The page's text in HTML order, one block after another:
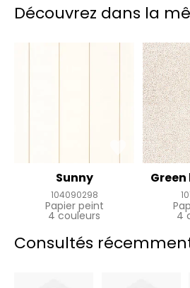
Découvrez dans la
Sunny
104090298
Papier peint
4 couleurs 4
Consultés